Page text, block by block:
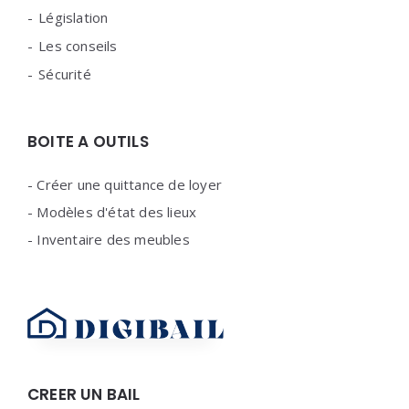
Législation
Les conseils
Sécurité
BOITE A OUTILS
-Créer une quittance de loyer
- Modèles d'état des lieux
- Inventaire des meubles
CREER UN BAIL